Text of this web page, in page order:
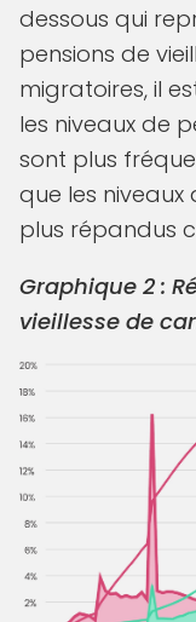
dessous qui
pensions de
migratoires, il
les niveaux de
sont plus
que les niveaux
plus répandus
Graphique 2 :
vieillesse de